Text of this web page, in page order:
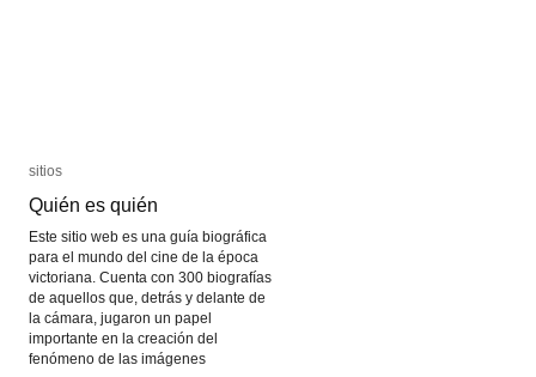
sitios
Quién es quién
Este sitio web es una guía biográfica
para el mundo del cine de la época
victoriana. Cuenta con 300 biografías
de aquellos que, detrás y delante de
la cámara, jugaron un papel
importante en la creación del
fenómeno de las imágenes
sitios
Quién es quién